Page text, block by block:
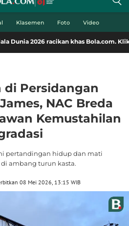
Klasemen Foto Video
racikan khas Bola.com. Klik di sini!
di Persidangan
NAC Breda
Kemustahilan
pertandingan hidup dan mati
ambang turun kasta.
08 Mei 2026, 13:15 WIB